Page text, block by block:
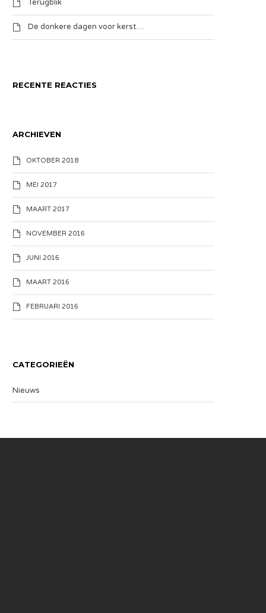
Terugblik
De donkere dagen voor kerst…
RECENTE REACTIES
ARCHIEVEN
OKTOBER 2018
MEI 2017
MAART 2017
NOVEMBER 2016
JUNI 2016
MAART 2016
FEBRUARI 2016
CATEGORIEËN
Nieuws